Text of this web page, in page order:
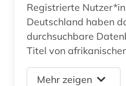
Registrierte
Deutschland haben
durchsuchbare
Titel von
Mehr zeigen